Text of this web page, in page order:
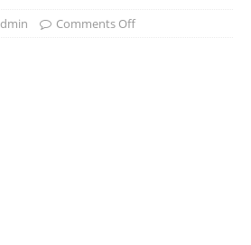
Comments Off